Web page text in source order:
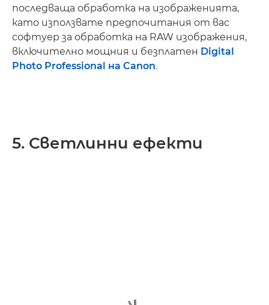
последваща обработка на изображенията,
като използвате предпочитания от вас
софтуер за обработка на RAW изображения,
включително мощния и безплатен Digital
Photo Professional на Canon.
5. Светлинни ефекти